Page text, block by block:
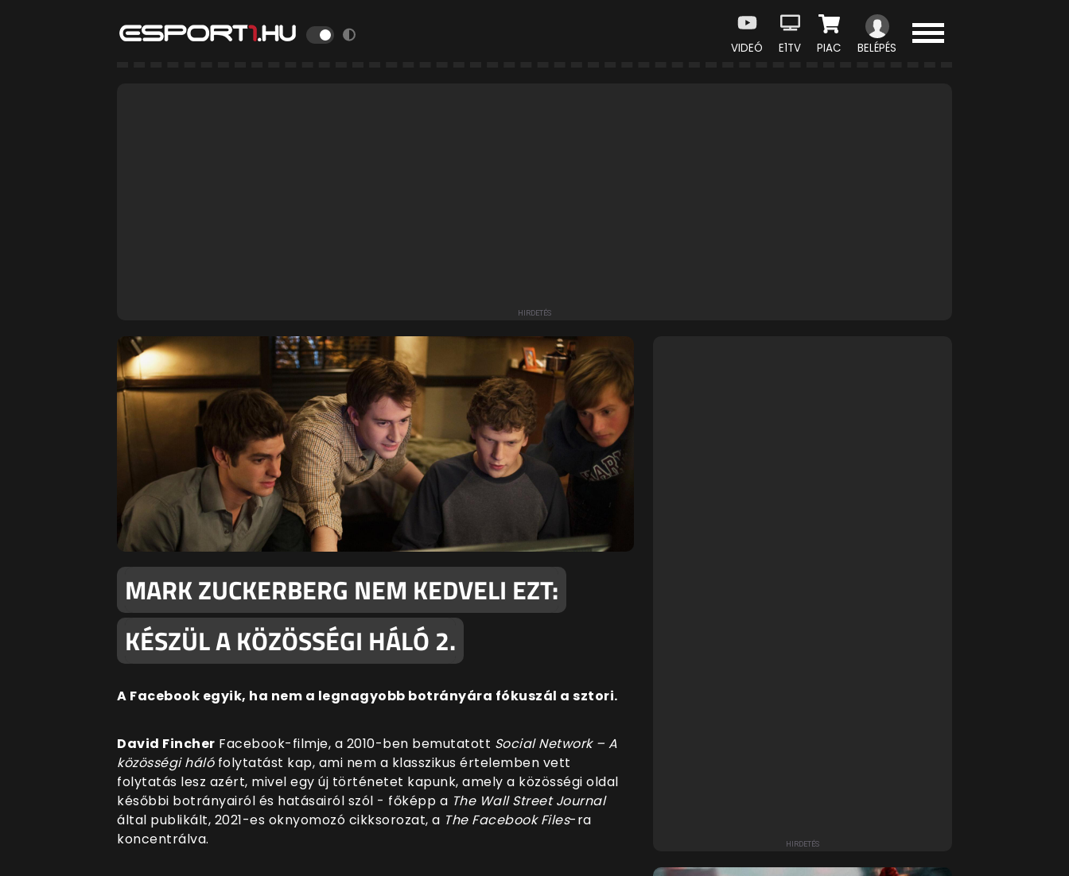
VIDEÓ E1TV PIAC BELÉPÉS
MARK ZUCKERBERG NEM KEDVELI EZT:
KÉSZÜL A KÖZÖSSÉGI HÁLÓ 2.
A Facebook egyik, ha nem a legnagyobb botrányára fókuszál a sztori.
David Fincher Facebook-filmje, a 2010-ben bemutatott Social Network – A
közösségi hálófolytatást kap, ami nem a klasszikus értelemben vett
folytatás lesz azért, mivel egy új történetet kapunk, amely a közösségi oldal
későbbi botrányairól és hatásairól szól - főképp a The Wall Street Journal
által publikált, 2021-es oknyomozó cikksorozat, a The Facebook Files-ra
koncentrálva.